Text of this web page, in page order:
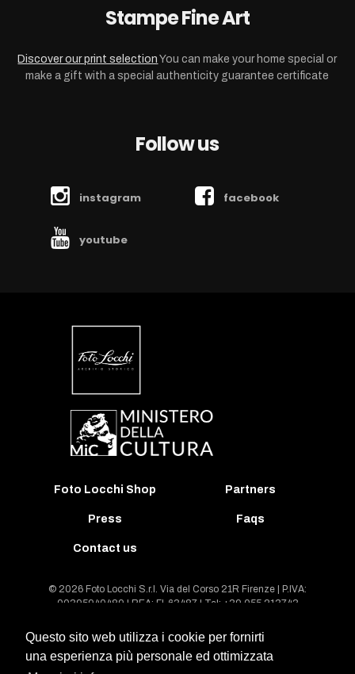
Questo sito web utilizza i cookie per fornirti
una esperienza più personale ed ottimizzata
Stampe Fine Art
Discover our print selection You can make your home special or
make a gift with a special authenticity guarantee certificate
Follow us
instagram facebook
youtube
Foto Locchi Shop Partners
Press Faqs
Contact us
© 2026 Foto Locchi S.r.l. Via del Corso 21R Firenze | P.IVA:
00395940489 | REA: FI-63487 | Tel: +39 055 213743
General conditions of contract and license agreement
Legal notes on the Archivio Foto Locchi Databank